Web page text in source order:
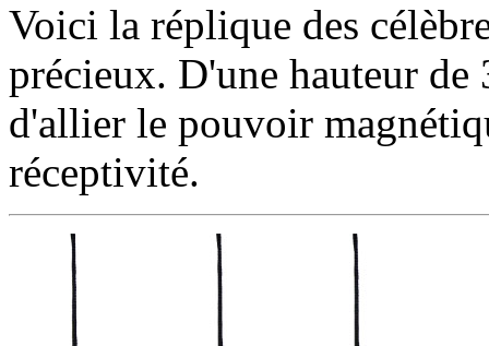
Voici la réplique des
précieux. D'une hauteur de
d'allier le pouvoir
réceptivité.